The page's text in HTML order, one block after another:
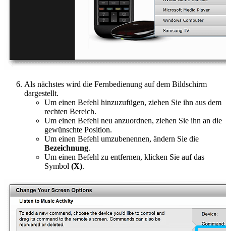
Als nächstes wird die Fernbedienung auf dem Bildschirm
dargestellt.
Um einen Befehl hinzuzufügen, ziehen Sie ihn aus dem
rechten Bereich.
Um einen Befehl neu anzuordnen, ziehen Sie ihn an die
gewünschte Position.
Um einen Befehl umzubenennen, ändern Sie die
Bezeichnung.
Um einen Befehl zu entfernen, klicken Sie auf das
Symbol (X).